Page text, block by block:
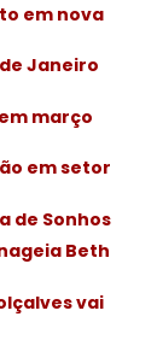
em nova
Janeiro
março
em setor
de Sonhos
Beth
vai